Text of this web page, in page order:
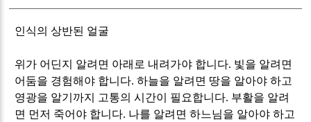
인식의 상반된 얼굴
위가 어딘지 알려면 아래로 내려가야 합니다. 빛을 알려면
어둠을 경험해야 합니다.하늘을 알려면 땅을 알아야 하고
영광을 알기까지 고통의 시간이 필요합니다. 부활을 알려
면 먼저 죽어야 합니다. 나를 알려면 하느님을 알아야 하고
Sketchbook5, 스케치북5
Sketchbook5, 스케치북5